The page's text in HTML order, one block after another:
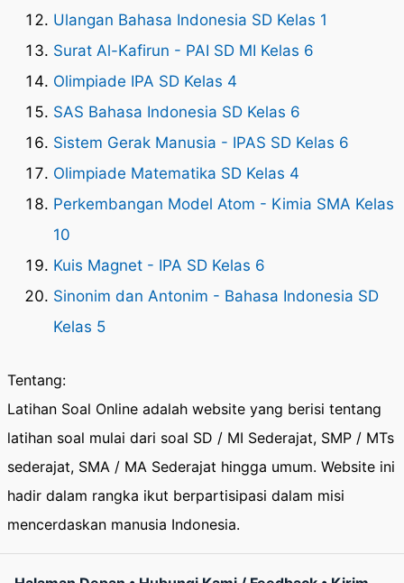
Ulangan Bahasa Indonesia SD Kelas 1
Surat Al-Kafirun - PAI SD MI Kelas 6
Olimpiade IPA SD Kelas 4
SAS Bahasa Indonesia SD Kelas 6
Sistem Gerak Manusia - IPAS SD Kelas 6
Olimpiade Matematika SD Kelas 4
Perkembangan Model Atom - Kimia SMA Kelas
10
Kuis Magnet - IPA SD Kelas 6
Sinonim dan Antonim - Bahasa Indonesia SD
Kelas 5
Tentang:
Latihan Soal Online adalah website yang berisi tentang
latihan soal mulai dari soal SD / MI Sederajat, SMP / MTs
sederajat, SMA / MA Sederajat hingga umum. Website ini
hadir dalam rangka ikut berpartisipasi dalam misi
mencerdaskan manusia Indonesia.